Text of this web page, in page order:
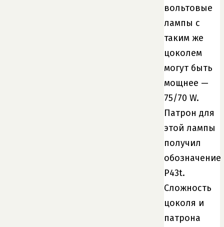
вольтовые
лампы с
таким же
цоколем
могут быть
мощнее —
75/70 W.
Патрон для
этой лампы
получил
обозначение
Р43t.
Сложность
цоколя и
патрона